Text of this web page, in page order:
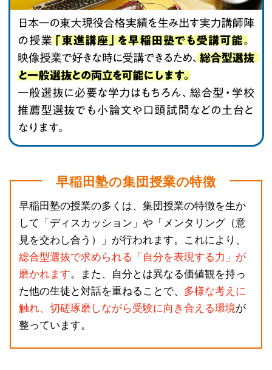
早稲田塾の集団授業の特徴
早稲田塾の授業の多くは、集団授業の特徴を生か
して「ディスカッション」や「メンタリング（意
見を交わし合う）」が行われます。これにより、
総合型選抜で求められる「自分を表現する力」が
磨かれます。また、自分とは異なる価値観を持っ
た他の生徒と対話を重ねることで、 多様な考えに
触れ、切磋琢磨しながら受験に向き合える環境が
整っています。